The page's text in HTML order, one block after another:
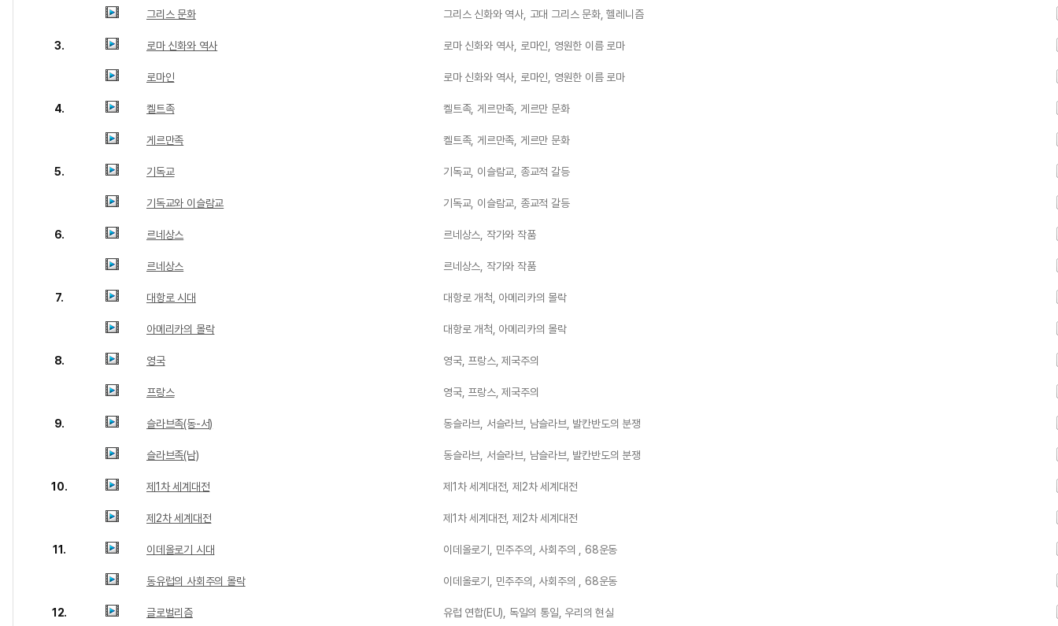
그리스 문화 그리스 신화와 역사, 고대 그리스 문화, 헬레니즘
3. 로마 신화와 역사 로마 신화와 역사, 로마인, 영원한 이름 로마
로마인 로마 신화와 역사, 로마인, 영원한 이름 로마
4. 켈트족 켈트족, 게르만족, 게르만 문화
게르만족 켈트족, 게르만족, 게르만 문화
5. 기독교 기독교, 이슬람교, 종교적 갈등
기독교와 이슬람교 기독교, 이슬람교, 종교적 갈등
6. 르네상스 르네상스, 작가와 작품
르네상스 르네상스, 작가와 작품
7. 대항로 시대 대항로 개척, 아메리카의 몰락
아메리카의 몰락 대항로 개척, 아메리카의 몰락
8. 영국 영국, 프랑스, 제국주의
프랑스 영국, 프랑스, 제국주의
9. 슬라브족(동-서) 동슬라브, 서슬라브, 남슬라브, 발칸반도의 분쟁
슬라브족(남) 동슬라브, 서슬라브, 남슬라브, 발칸반도의 분쟁
10. 제1차 세계대전 제1차 세계대전, 제2차 세계대전
제2차 세계대전 제1차 세계대전, 제2차 세계대전
11. 이데올로기 시대 이데올로기, 민주주의, 사회주의 , 68운동
동유럽의 사회주의 몰락 이데올로기, 민주주의, 사회주의 , 68운동
12. 글로벌리즘 유럽 연합(EU), 독일의 통일, 우리의 현실